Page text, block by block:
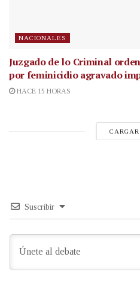
NACIONALES
Juzgado de lo Criminal
por feminicidio agravado
HACE 15 HORAS
Suscribir